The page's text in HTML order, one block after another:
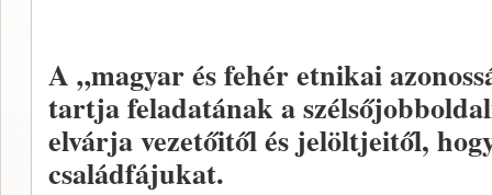
A „magyar és fehér etnikai
tartja feladatának a
elvárja vezetőitől és jelöltjeitől,
családfájukat.